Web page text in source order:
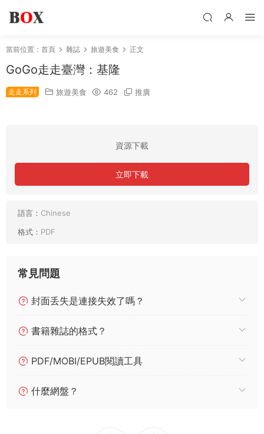
當前位置： 首頁 雜誌 旅遊美食 正文
GoGo走走臺灣：基隆
走走系列 旅遊美食 462 推廣
資源下載
立即下載
語言： Chinese
格式： PDF
常見問題
封面丢失是連接失效了嗎？
書籍雜誌的格式？
PDF/MOBI/EPUB閱讀工具
什麼網盤？